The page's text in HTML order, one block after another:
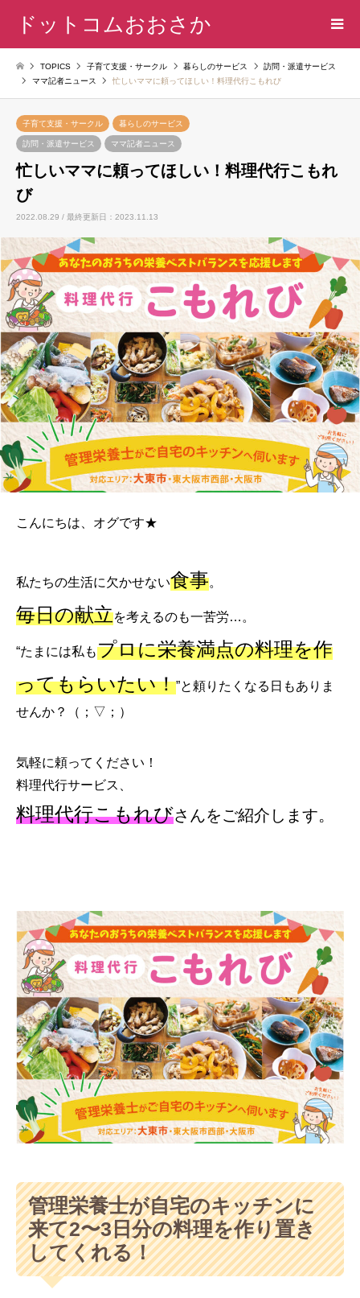
ドットコムおおさか
TOPICS 子育て支援・サークル 暮らしのサービス
訪問・派遣サービス
ママ記者ニュース
忙しいママに頼ってほしい！料理代行こもれび
子育て支援・サークル 暮らしのサービス
訪問・派遣サービス ママ記者ニュース
忙しいママに頼ってほしい！料理代行こもれ
び
2022.08.29 / 最終更新日：2023.11.13
こんにちは、オグです★
私たちの生活に欠かせない食事。
毎日の献立を考えるのも一苦労…。
“たまには私もプロに栄養満点の料理を作
ってもらいたい！”と頼りたくなる日もありま
せんか？（；▽；）
気軽に頼ってください！
料理代行サービス、
料理代行こもれびさんをご紹介します。
管理栄養士が自宅のキッチンに
来て2〜3日分の料理を作り置き
してくれる！